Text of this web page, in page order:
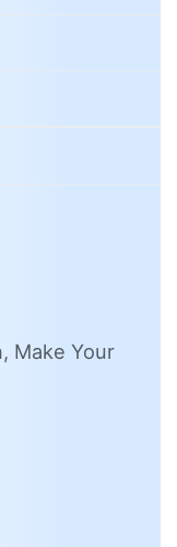
Make Your